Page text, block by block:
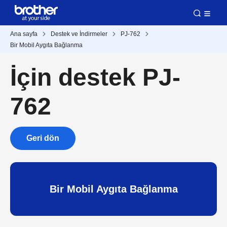
Ana sayfa Destek ve İndirmeler
PJ-762
Bir Mobil Aygıta Bağlanma
İçin destek PJ-
762
Geri dön
Bir Mobil Aygıta Bağlanma